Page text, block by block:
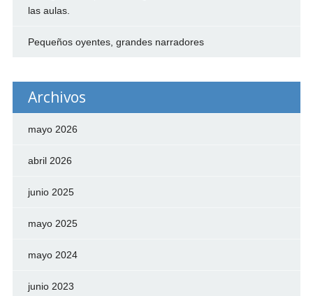
las aulas.
Pequeños oyentes, grandes narradores
Archivos
mayo 2026
abril 2026
junio 2025
mayo 2025
mayo 2024
junio 2023